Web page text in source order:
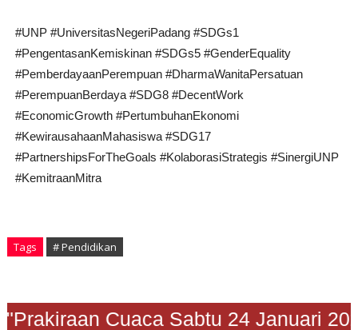
#UNP #UniversitasNegeriPadang #SDGs1
#PengentasanKemiskinan #SDGs5 #GenderEquality
#PemberdayaanPerempuan #DharmaWanitaPersatuan
#PerempuanBerdaya #SDG8 #DecentWork
#EconomicGrowth #PertumbuhanEkonomi
#KewirausahaanMahasiswa #SDG17
#PartnershipsForTheGoals #KolaborasiStrategis #SinergiUNP
#KemitraanMitra
Tags # Pendidikan
"Prakiraan Cuaca Sabtu 24 Januari